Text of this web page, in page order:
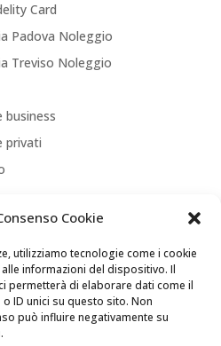
Cookie
utilizziamo tecnologie come i cookie
informazioni del dispositivo. Il
permetterà di elaborare dati come il
ID unici su questo sito. Non
può influire negativamente su
Card
Padova Noleggio
Treviso Noleggio
privati
PADOVA TREVISO